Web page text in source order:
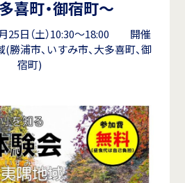
喜町・御宿町～
25日（土）10:30～18:00 開催
勝浦市、いすみ市、大多喜町、御
宿町)